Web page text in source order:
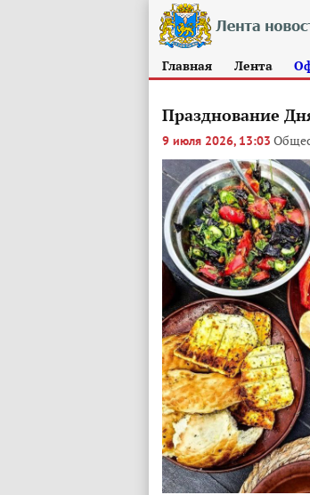
Главная Лента
Празднование
9 июля 2026, 13:03